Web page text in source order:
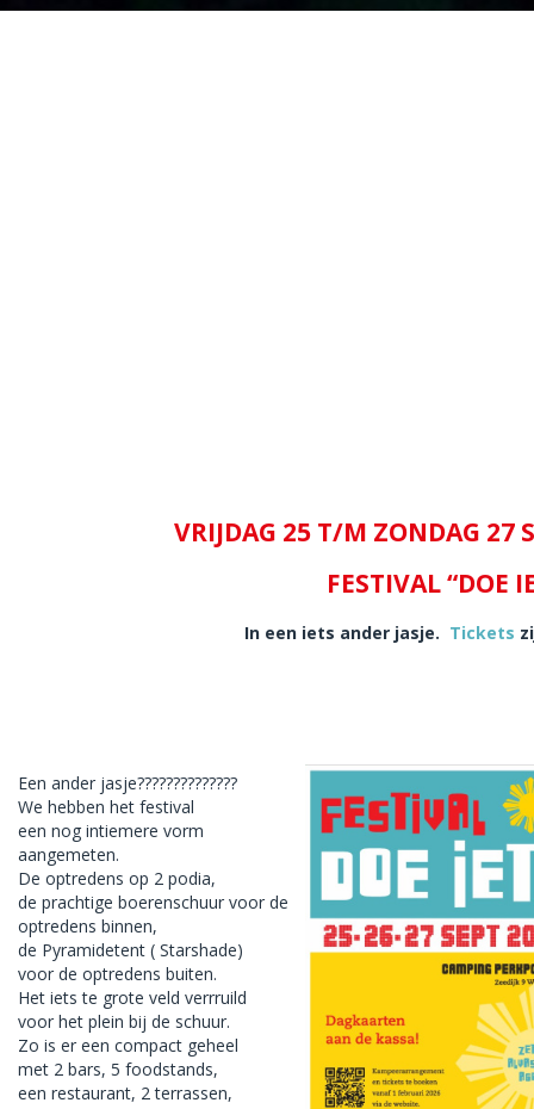
VRIJDAG 25 T/M ZONDAG 27
FESTIVAL “DOE
In een iets ander jasje. Tickets
Een ander jasje??????????????
We hebben het festival
een nog intiemere vorm
aangemeten.
De optredens op 2 podia,
de prachtige boerenschuur voor de
optredens binnen,
de Pyramidetent ( Starshade)
voor de optredens buiten.
Het iets te grote veld verrruild
voor het plein bij de schuur.
Zo is er een compact geheel
met 2 bars, 5 foodstands,
een restaurant, 2 terrassen,